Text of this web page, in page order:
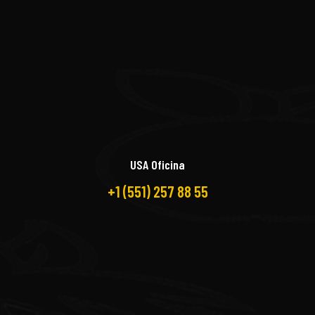
USA Oficina
+1 (551) 257 88 55